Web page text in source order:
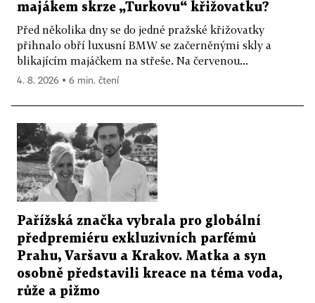
majákem skrze „Turkovu“ křižovatku?
Před několika dny se do jedné pražské křižovatky
přihnalo obří luxusní BMW se začerněnými skly a
blikajícím majáčkem na střeše. Na červenou...
4. 8. 2026 ▪ 6 min. čtení
Pařížská značka vybrala pro globální
předpremiéru exkluzivních parfémů
Prahu, Varšavu a Krakov. Matka a syn
osobně představili kreace na téma voda,
růže a pižmo